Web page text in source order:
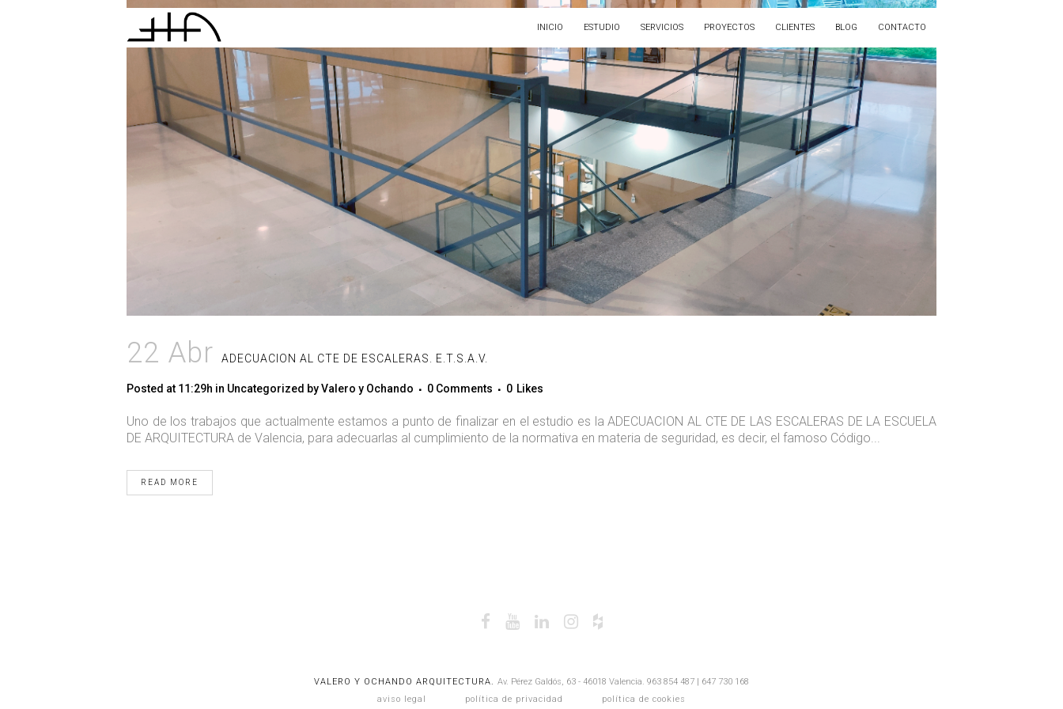
INICIO ESTUDIO SERVICIOS PROYECTOS CLIENTES BLOG CONTACTO
22 Abr ADECUACION AL CTE DE ESCALERAS. E.T.S.A.V.
Posted at 11:29h in Uncategorized byValero y Ochando 0 Comments 0 Likes
Uno de los trabajos que actualmente estamos a punto de finalizar en el estudio es la ADECUACION AL CTE DE LAS ESCALERAS DE LA ESCUELA
DE ARQUITECTURA de Valencia, para adecuarlas al cumplimiento de la normativa en materia de seguridad, es decir, el famoso Código...
READ MORE
VALERO Y OCHANDO ARQUITECTURA. Av. Pérez Galdós, 63 - 46018 Valencia. 963 854 487 | 647 730 168
aviso legal
política de privacidad política de cookies